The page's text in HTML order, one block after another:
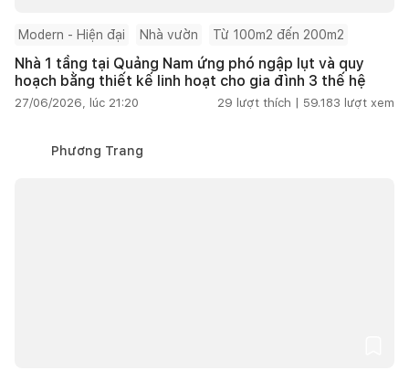
Modern - Hiện đại Nhà vườn Từ 100m2 đến 200m2
Nhà 1 tầng tại Quảng Nam ứng phó ngập lụt và quy
hoạch bằng thiết kế linh hoạt cho gia đình 3 thế hệ
27/06/2026, lúc 21:20 29 lượt thích | 59.183 lượt xem
Phương Trang